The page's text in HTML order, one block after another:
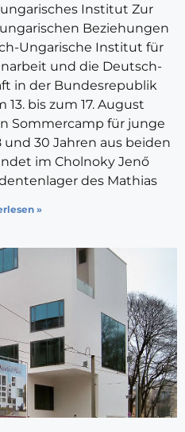
Institut Zur
Beziehungen
Ungarische Institut für
und die Deutsch-
in der Bundesrepublik
13. bis zum 17. August
Sommercamp für junge
und 30 Jahren aus beiden
im Cholnoky Jenő
des Mathias
»